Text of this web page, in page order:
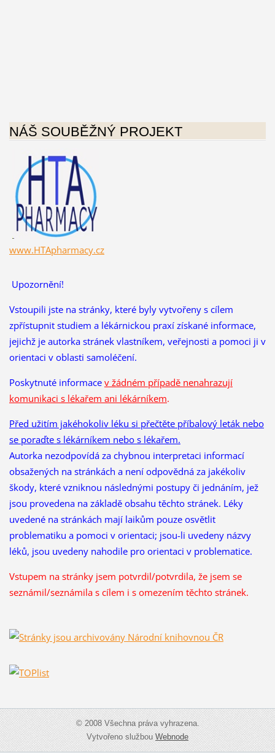
NÁŠ SOUBĚŽNÝ PROJEKT
www.HTApharmacy.cz
Upozornění!
Vstoupili jste na stránky, které byly vytvořeny s cílem
zpřístupnit studiem a lékárnickou praxí získané informace,
jejichž je autorka stránek vlastníkem, veřejnosti a pomoci ji v
orientaci v oblasti samoléčení.
Poskytnuté informace v žádném případě nenahrazují
komunikaci s lékařem ani lékárníkem.
Před užitím jakéhokoliv léku si přečtěte příbalový leták nebo
se poraďte s lékárníkem nebo s lékařem.
Autorka nezodpovídá za chybnou interpretaci informací
obsažených na stránkách a není odpovědná za jakékoliv
škody, které vzniknou následnými postupy či jednáním, jež
jsou provedena na základě obsahu těchto stránek. Léky
uvedené na stránkách mají laikům pouze osvětlit
problematiku a pomoci v orientaci; jsou-li uvedeny názvy
léků, jsou uvedeny nahodile pro orientaci v problematice.
Vstupem na stránky jsem potvrdil/potvrdila, že jsem se
seznámil/seznámila s cílem i s omezením těchto stránek.
© 2008 Všechna práva vyhrazena.
Vytvořeno službouWebnode